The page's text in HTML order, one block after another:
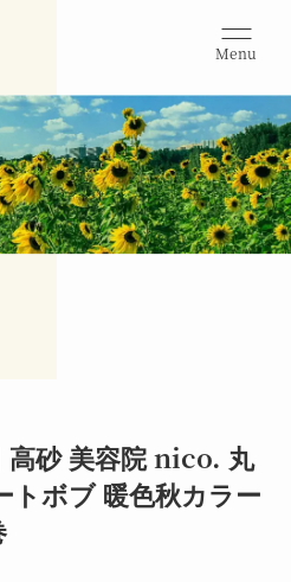
Menu
高砂 美容院 nico. 丸
トボブ 暖色秋カラー